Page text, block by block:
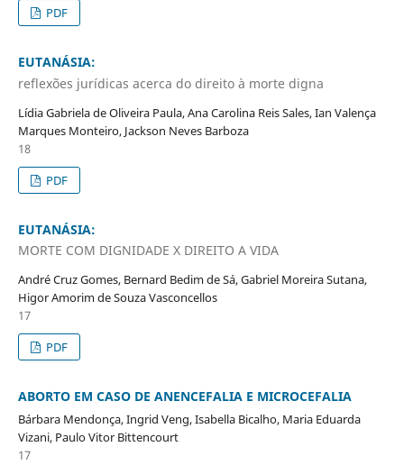
PDF
EUTANÁSIA:
reflexões jurídicas acerca do direito à morte digna
Lídia Gabriela de Oliveira Paula, Ana Carolina Reis Sales, Ian Valença
Marques Monteiro, Jackson Neves Barboza
18
PDF
EUTANÁSIA:
MORTE COM DIGNIDADE X DIREITO A VIDA
André Cruz Gomes, Bernard Bedim de Sá, Gabriel Moreira Sutana,
Higor Amorim de Souza Vasconcellos
17
PDF
ABORTO EM CASO DE ANENCEFALIA E MICROCEFALIA
Bárbara Mendonça, Ingrid Veng, Isabella Bicalho, Maria Eduarda
Vizani, Paulo Vitor Bittencourt
17